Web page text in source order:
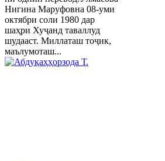
Нигина Маруфовна 08-уми
октябри соли 1980 дар
шаҳри Хуҷанд таваллуд
шудааст. Миллаташ тоҷик,
маълумоташ...